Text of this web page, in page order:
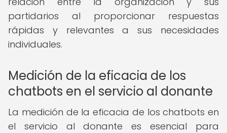
partidarios al proporcionar respuestas
rápidas y relevantes a sus necesidades
individuales.
Medición de la eficacia de los
chatbots en el servicio al donante
La medición de la eficacia de los chatbots en
el servicio al donante es esencial para